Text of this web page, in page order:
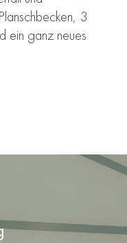
3
ein ganz neues